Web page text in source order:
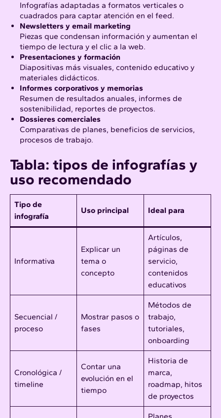
Infografías adaptadas a formatos verticales o
cuadrados para captar atención en el feed.
Newsletters y email marketing
Piezas que condensan información y aumentan el
tiempo de lectura y el clic a la web.
Presentaciones y formación
Diapositivas más visuales, contenido educativo y
materiales didácticos.
Informes corporativos y memorias
Resumen de resultados anuales, informes de
sostenibilidad, reportes de proyectos.
Dossieres comerciales
Comparativas de planes, beneficios de servicios,
procesos de trabajo.
Tabla: tipos de infografías y
uso recomendado
Tipo de
infografía
Uso principal Ideal para
Informativa
Explicar un
tema o
concepto
Artículos,
páginas de
servicio,
contenidos
educativos
Secuencial /
proceso
Mostrar pasos o
fases
Métodos de
trabajo,
tutoriales,
onboarding
Cronológica /
timeline
Contar una
evolución en el
tiempo
Historia de
marca,
roadmap, hitos
de proyectos